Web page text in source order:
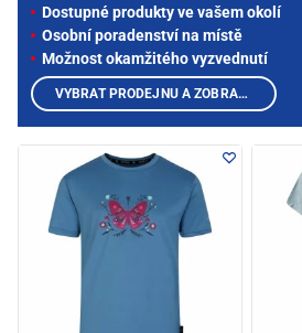
Dostupné produkty ve vašem okolí
Osobní poradenství na místě
Možnost okamžitého vyzvednutí
VYBRAT PRODEJNU A ZOBRAZIT PRODUKTY